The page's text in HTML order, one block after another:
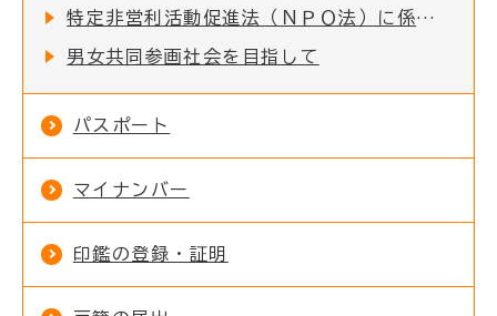
特定非営利活動促進法（ＮＰＯ法）に係る事務処理の権限移譲に伴う各種事務手続きの窓口変更について
男女共同参画社会を目指して
パスポート
マイナンバー
印鑑の登録・証明